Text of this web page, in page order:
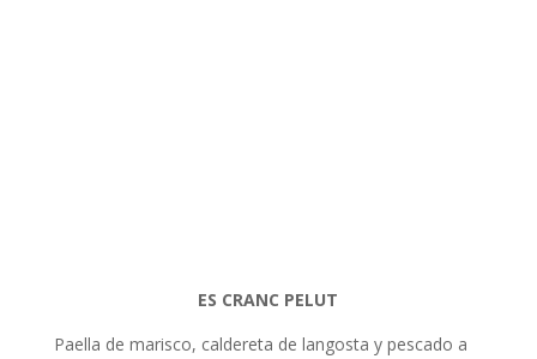
ES CRANC PELUT
Paella de marisco, caldereta de langosta y pescado a